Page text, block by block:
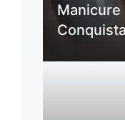
Manicure